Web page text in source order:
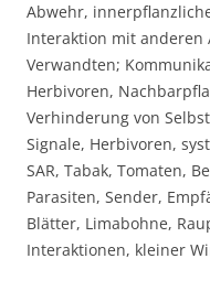
Abwehr,
Interaktion mit anderen
Verwandten;
Herbivoren,
Verhinderung von
Signale, Herbivoren,
SAR, Tabak, Tomaten,
Parasiten, Sender,
Blätter, Limabohne,
Interaktionen, kleiner